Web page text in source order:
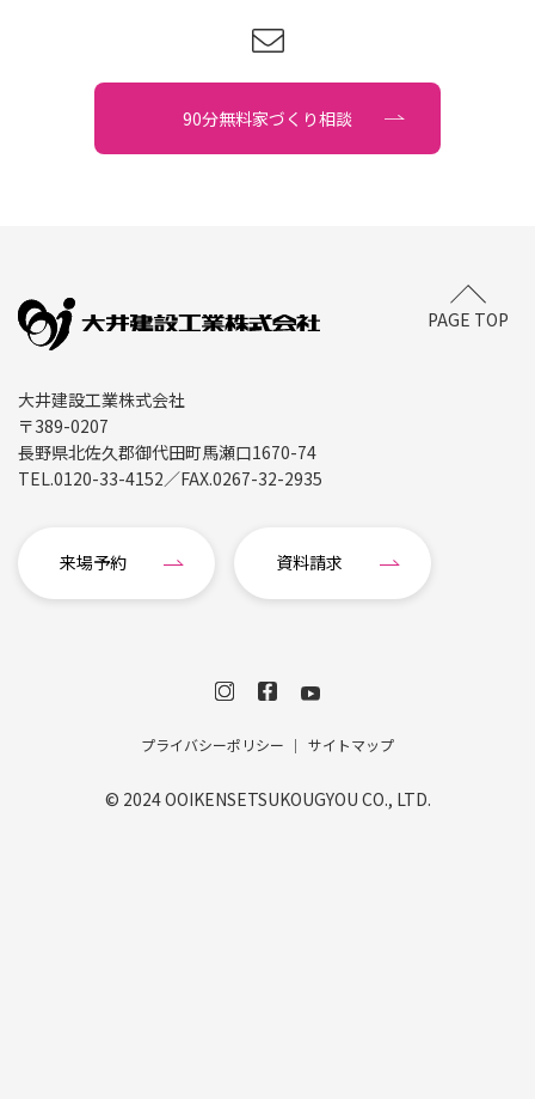
90分無料家づくり相談
PAGE TOP
大井建設工業株式会社
〒389-0207
長野県北佐久郡御代田町馬瀬口1670-74
TEL.0120-33-4152／FAX.0267-32-2935
来場予約 資料請求
プライバシーポリシー サイトマップ
© 2024 OOIKENSETSUKOUGYOU CO., LTD.